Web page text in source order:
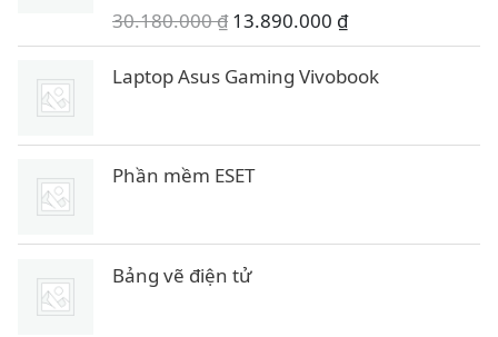
30.180.000₫ G
i
á
l
:
3
13.890.000 ₫G
i
á
ạ
Laptop Asus Gaming Vivobook
Phần mềm ESET
Bảng vẽ điện tử